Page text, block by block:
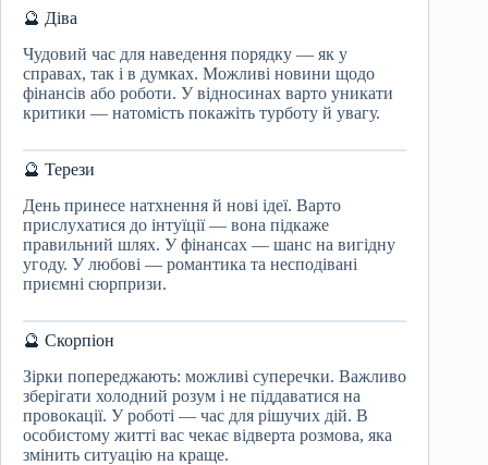
🔮 Діва
Чудовий час для наведення порядку — як у
справах, так і в думках. Можливі новини щодо
фінансів або роботи. У відносинах варто уникати
критики — натомість покажіть турботу й увагу.
🔮 Терези
День принесе натхнення й нові ідеї. Варто
прислухатися до інтуїції — вона підкаже
правильний шлях. У фінансах — шанс на вигідну
угоду. У любові — романтика та несподівані
приємні сюрпризи.
🔮 Скорпіон
Зірки попереджають: можливі суперечки. Важливо
зберігати холодний розум і не піддаватися на
провокації. У роботі — час для рішучих дій. В
особистому житті вас чекає відверта розмова, яка
змінить ситуацію на краще.